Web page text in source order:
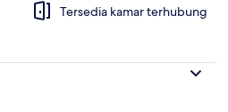
Tersedia kamar terhubung